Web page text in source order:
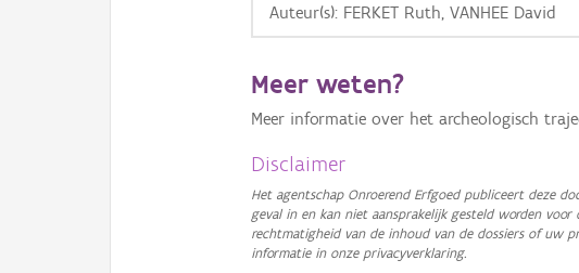
OSM-Basiskaart
GRB-Basiskaart in grijswaarden
Auteur(s): FERKET Ruth, VANHEE David
Meer weten?
Meer informatie over het archeologisch
Disclaimer
Het agentschap Onroerend Erfgoed publiceert deze
geval in en kan niet aansprakelijk gesteld worden
rechtmatigheid van de inhoud van de dossiers of uw
informatie in onze privacyverklaring.